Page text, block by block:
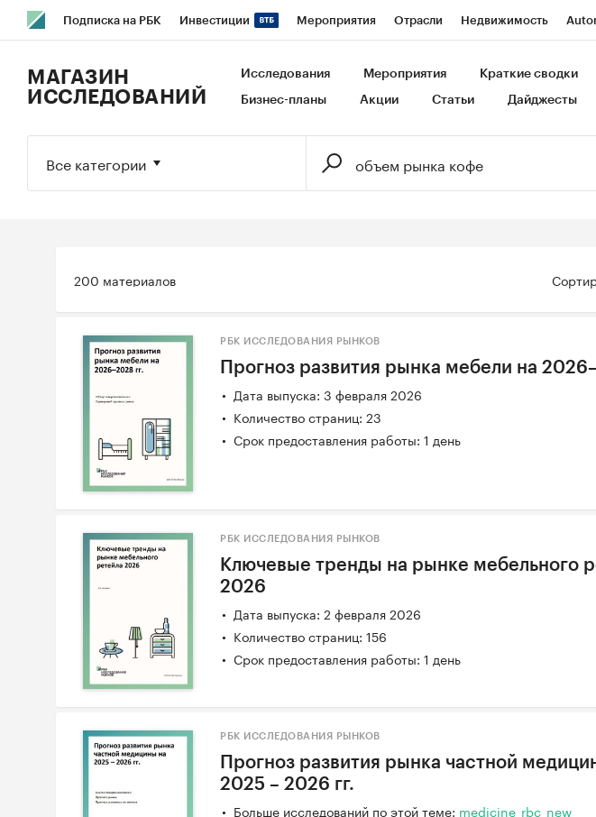
Подписка на РБК Инвестиции Мероприятия Отрасли Недвижимость
Исследования Кредитные рейтинги Франшизы Газета Спецпроекты СПб
МАГАЗИН
ИССЛЕДОВАНИЙ
Исследования Мероприятия Краткие сводки
Бизнес-планы Акции Статьи Дайджесты
Все категории
200 материалов
РБК ИССЛЕДОВАНИЯ РЫНКОВ
Прогноз развития рынка мебели на
Дата выпуска: 3 февраля 2026
Количество страниц: 23
Срок предоставления работы: 1 день
РБК ИССЛЕДОВАНИЯ РЫНКОВ
Ключевые тренды на рынке мебельного
2026
Дата выпуска: 2 февраля 2026
Количество страниц: 156
Срок предоставления работы: 1 день
РБК ИССЛЕДОВАНИЯ РЫНКОВ
Прогноз развития рынка частной
2025 – 2026 гг.
Больше исследований по этой теме: medicine_rbc_new